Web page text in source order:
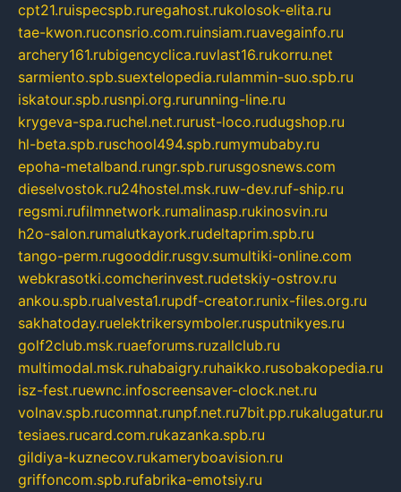
cpt21.ruispecspb.ruregahost.rukolosok-elita.ru
tae-kwon.ruconsrio.com.ruinsiam.ruavegainfo.ru
archery161.rubigencyclica.ruvlast16.rukorru.net
sarmiento.spb.suextelopedia.rulammin-suo.spb.ru
iskatour.spb.rusnpi.org.rurunning-line.ru
krygeva-spa.ruchel.net.rurust-loco.rudugshop.ru
hl-beta.spb.ruschool494.spb.rumymubaby.ru
epoha-metalband.rungr.spb.rurusgosnews.com
dieselvostok.ru24hostel.msk.ruw-dev.ruf-ship.ru
regsmi.rufilmnetwork.rumalinasp.rukinosvin.ru
h2o-salon.rumalutkayork.rudeltaprim.spb.ru
tango-perm.rugooddir.rusgv.sumultiki-online.com
webkrasotki.comcherinvest.rudetskiy-ostrov.ru
ankou.spb.rualvesta1.rupdf-creator.runix-files.org.ru
sakhatoday.ruelektrikersymboler.rusputnikyes.ru
golf2club.msk.ruaeforums.ruzallclub.ru
multimodal.msk.ruhabaigry.ruhaikko.rusobakopedia.ru
isz-fest.ruewnc.infoscreensaver-clock.net.ru
volnav.spb.rucomnat.runpf.net.ru7bit.pp.rukalugatur.ru
tesiaes.rucard.com.rukazanka.spb.ru
gildiya-kuznecov.rukameryboavision.ru
griffoncom.spb.rufabrika-emotsiy.ru